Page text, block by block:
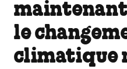
le
climatique